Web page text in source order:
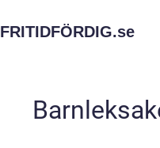
FRITIDFÖRDIG.se